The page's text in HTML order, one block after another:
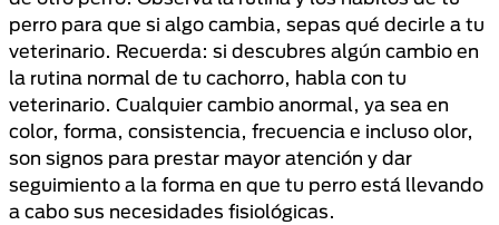
perro para que si algo cambia, sepas qué decirle a tu
veterinario. Recuerda: si descubres algún cambio en
la rutina normal de tu cachorro, habla con tu
veterinario. Cualquier cambio anormal, ya sea en
color, forma, consistencia, frecuencia e incluso olor,
son signos para prestar mayor atención y dar
seguimiento a la forma en que tu perro está llevando
a cabo sus necesidades fisiológicas.